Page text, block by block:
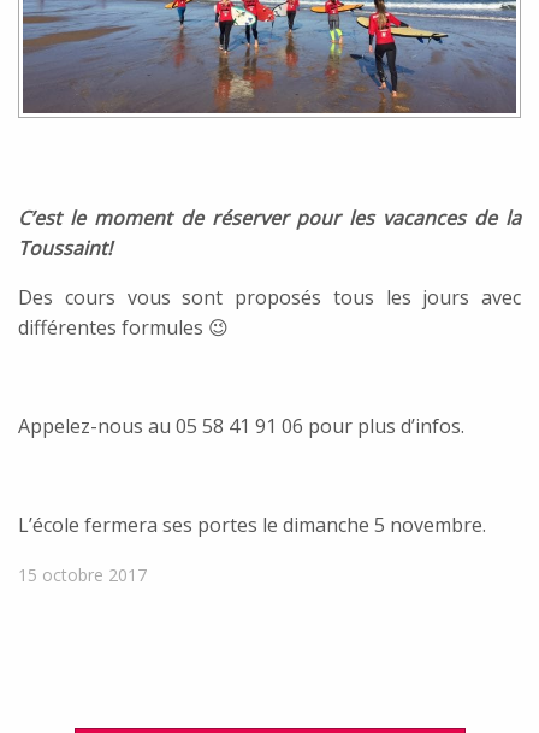
C’est le moment de réserver pour les vacances de la
Toussaint!
Des cours vous sont proposés tous les jours avec
différentes formules 😉
Appelez-nous au 05 58 41 91 06 pour plus d’infos.
L’école fermera ses portes le dimanche 5 novembre.
15 octobre 2017